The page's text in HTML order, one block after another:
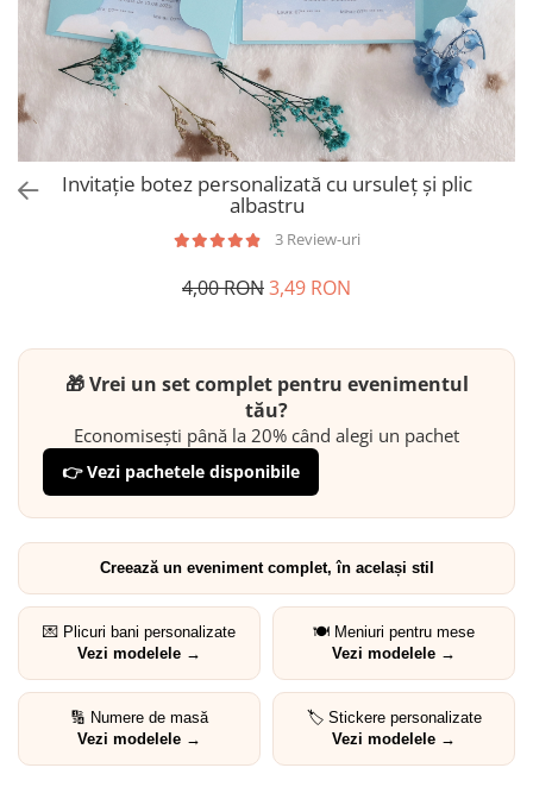
Invitație botez personalizată cu ursuleț și plic
albastru
3 Review-uri
4,00 RON3,49 RON
🎁 Vrei un set complet pentru evenimentul
tău?
Economisești până la 20% când alegi un pachet
👉 Vezi pachetele disponibile
Creează un eveniment complet, în același stil
💌 Plicuri bani personalizate
Vezi modelele →
🍽️ Meniuri pentru mese
Vezi modelele →
🔢 Numere de masă
Vezi modelele →
🏷️ Stickere personalizate
Vezi modelele →